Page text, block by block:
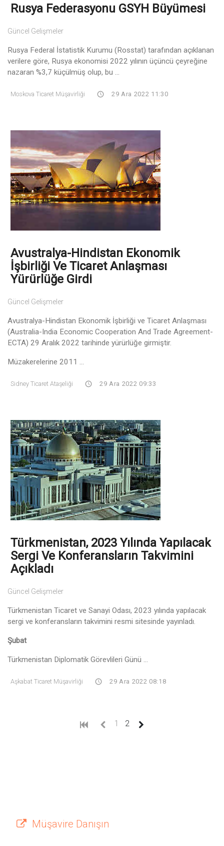
Rusya Federasyonu GSYH Büyümesi
Güncel Gelişmeler
Rusya Federal İstatistik Kurumu (Rosstat) tarafından açıklanan
verilere göre, Rusya ekonomisi 2022 yılının üçüncü çeyreğine
nazaran %3,7 küçülmüş olup, bu ...
Moskova Ticaret Müşavirliği 29 Ara 2022 11:30
Avustralya-Hindistan Ekonomik
İşbirliği Ve Ticaret Anlaşması
Yürürlüğe Girdi
Güncel Gelişmeler
Avustralya-Hindistan Ekonomik İşbirliği ve Ticaret Anlaşması
(Australia-India Economic Cooperation And Trade Agreement-
ECTA) 29 Aralık 2022 tarihinde yürürlüğe girmiştir.
Müzakerelerine 2011 ...
Sidney Ticaret Ataşeliği 29 Ara 2022 09:33
Türkmenistan, 2023 Yılında Yapılacak
Sergi Ve Konferansların Takvimini
Açıkladı
Güncel Gelişmeler
Türkmenistan Ticaret ve Sanayi Odası, 2023 yılında yapılacak
sergi ve konferansların takvimini resmi sitesinde yayınladı.
Şubat
Türkmenistan Diplomatik Görevlileri Günü ...
Aşkabat Ticaret Müşavirliği 29 Ara 2022 08:18
1 2 (current)
Müşavire Danışın